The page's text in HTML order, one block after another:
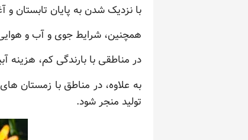
با نزدیک شدن به پایان تابستان
همچنین، شرایط جوی و آب و
در مناطقی با بارندگی کم، هزینه
به علاوه، در مناطق با زمستان
تولید منجر شود.